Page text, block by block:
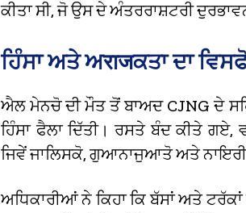
ਕੀਤਾ ਸੀ, ਜੋ ਉਸ ਦੇ ਅੰਤਰਰਾਸ਼ਟਰੀ
ਹਿੰਸਾ ਅਤੇ ਅराजਕਤਾ ਦਾ
ਐਲ ਮੇਨਚੋ ਦੀ ਮੌਤ ਤੋਂ ਬਾਅਦ CJNG ਦੇ
ਹਿੰਸਾ ਫੈਲਾ ਦਿੱਤੀ। ਰਸਤੇ ਬੰਦ ਕੀਤੇ
ਜਿਵੇਂ ਜਾਲਿਸਕੋ, ਗੁਆਨਾਜੁਆਤੋ ਅਤੇ
ਅਧਿਕਾਰੀਆਂ ਨੇ ਕਿਹਾ ਕਿ ਬੱਸਾਂ ਅਤੇ